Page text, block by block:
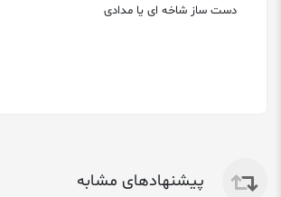
دست ساز شاخه ای یا مدادی
پیشنهادهای مشابه